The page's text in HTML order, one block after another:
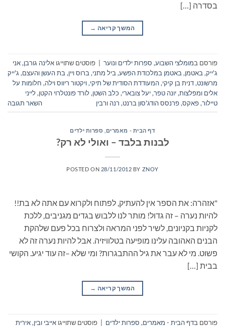
בסדרה […]
המשך קריאה →
פורסם במומלצי השבוע, ספרות ילדים ונוער פוסטים שתוייגו אלינה גורבן,אני
ג'ייק, באטמן, באטמן במלכודת הפשע, ביל מתני, ברוס ויין, בת העשן והעצם, ג'ייק
מרשונט,דנית בן קיקי,המעודדת הסודית של תיקי,ויקטור ריווס וילה, חלומות על
אלים ומפלצות,יונה טפר,יעל צובארי, כלב השטן,לורד פונטלרוי הקטן,לייני
טיילור,פאקס,פרנסס הודג'סון ברנט, רנה ורבין השאר תגובה
דף הבית - מאמרים ספרות ילדים
לבנות בלבד – ואולי לא רק?
POSTED ON 28/11/2012 BY ZNOY
"אזהרה: את הספר אין להעתיק, לפתוח ולקרוא עם אתה לא בת!!
להיות נערה – זה גדול! מותר לנו ללבוש בגדים מגניבים, ללכת
לקניות בקניונים, לשיר לפני המראה ולצרוח בכל פעם שלהקת
הבנים האהובה עלינו מופיעה בטלוויזיה. אבל להיות נערה זה לא
פשוט. מי לא עבר את גיל ההתבגרות? ומי שלא –זה עוד יגיע. הקושי
בבית […]
המשך קריאה →
פורסם בדף הבית - מאמרים, ספרות ילדים פוסטים שתוייגו אייבי ובין,אירית